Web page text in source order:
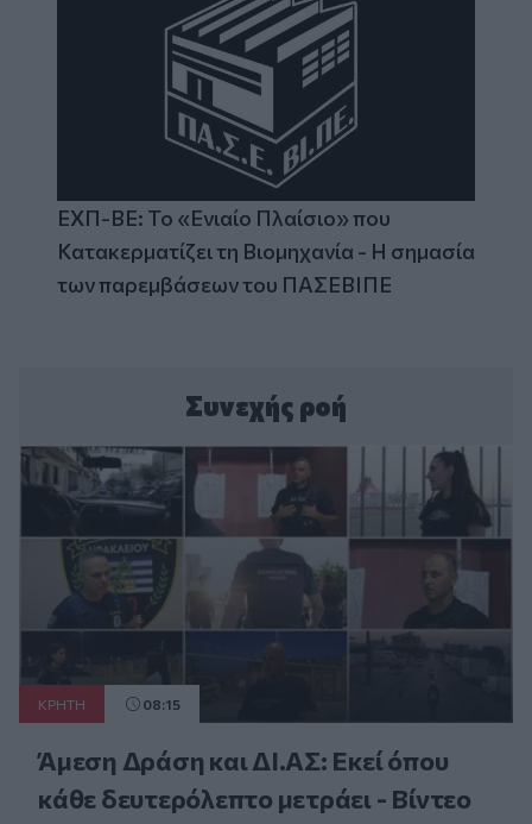
ΕΧΠ-ΒΕ: Το «Ενιαίο Πλαίσιο» που
Κατακερματίζει τη Βιομηχανία - Η σημασία
των παρεμβάσεων του ΠΑΣΕΒΙΠΕ
Συνεχής ροή
ΚΡΗΤΗ 08:15
Άμεση Δράση και ΔΙ.ΑΣ: Εκεί όπου
κάθε δευτερόλεπτο μετράει - Βίντεο